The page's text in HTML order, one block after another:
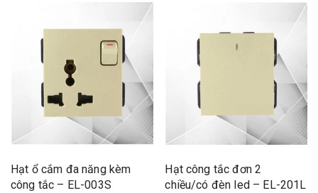
Hạt ổ cắm đa năng kèm
công tắc – EL-003S
Hạt công tắc đơn 2
chiều/có đèn led – EL-201L